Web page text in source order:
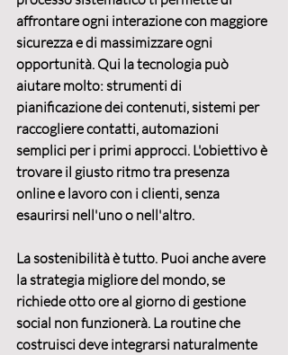
affrontare ogni interazione con maggiore
sicurezza e di massimizzare ogni
opportunità. Qui la tecnologia può
aiutare molto: strumenti di
pianificazione dei contenuti, sistemi per
raccogliere contatti, automazioni
semplici per i primi approcci. L'obiettivo è
trovare il giusto ritmo tra presenza
online e lavoro con i clienti, senza
esaurirsi nell'uno o nell'altro.
La sostenibilità è tutto. Puoi anche avere
la strategia migliore del mondo, se
richiede otto ore al giorno di gestione
social non funzionerà. La routine che
costruisci deve integrarsi naturalmente